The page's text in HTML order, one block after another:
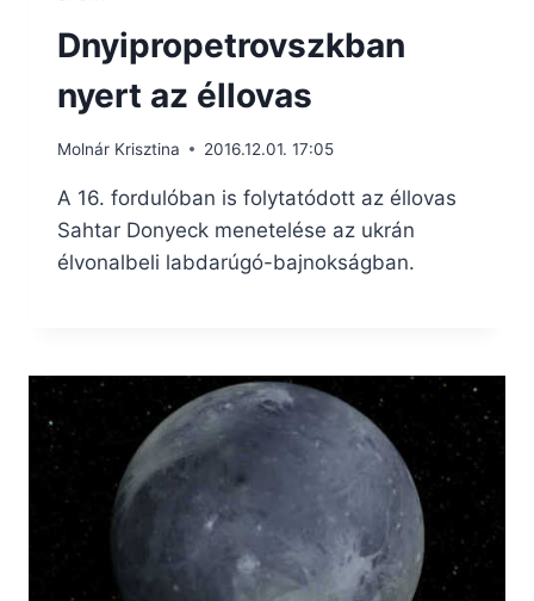
Dnyipropetrovszkban
nyert az éllovas
Molnár Krisztina 2016.12.01. 17:05
A 16. fordulóban is folytatódott az éllovas
Sahtar Donyeck menetelése az ukrán
élvonalbeli labdarúgó-bajnokságban.